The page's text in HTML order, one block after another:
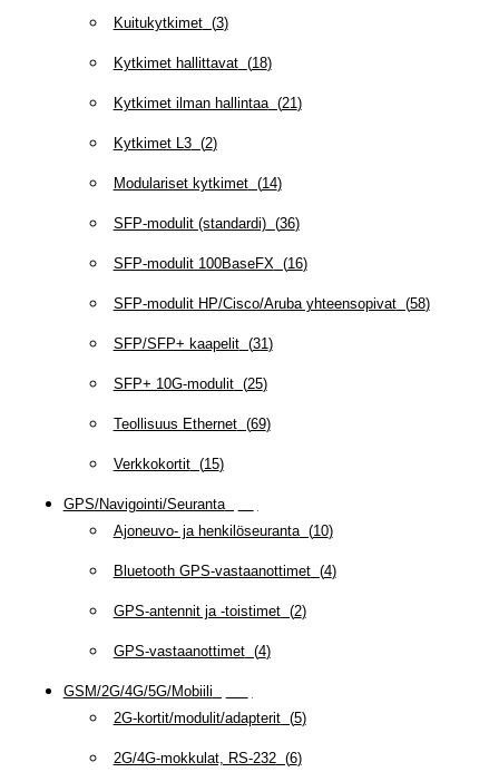
Kuitukytkimet(3)
Kytkimet hallittavat(18)
Kytkimet ilman hallintaa(21 )
Kytkimet L3(2)
Modulariset kytkimet(14)
SFP-modulit (standardi)(36)
SFP-modulit 100BaseFX (16)
SFP-modulit HP/Cisco/Aruba yhteensopivat(58)
SFP/SFP+ kaapelit(31 )
SFP+ 10G-modulit(25)
Teollisuus Ethernet(69)
Verkkokortit(15)
GPS/Navigointi/Seuranta(
Ajoneuvo- ja henkilöseuranta(10)
Bluetooth GPS-vastaanottimet(4)
GPS-antennit ja -toistimet(2)
GPS-vastaanottimet(4)
GSM/2G/4G/5G/Mobiili
2G-kortit/modulit/adapterit(5)
2G/4G-mokkulat, RS-232(6)